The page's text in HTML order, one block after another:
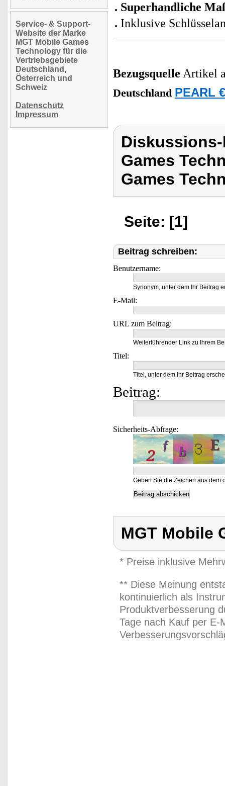
Service- & Support-
Website der Marke
MGT Mobile Games
Technology für die
Vertriebsgebiete
Deutschland,
Österreich und
Schweiz
Datenschutz
Impressum
Superhandliche
Inklusive
Bezugsquelle Artikel
Deutschland PEARL
Games
Games
Seite: [1]
Beitrag schreiben:
Benutzername:
Synonym, unter dem Ihr Beitrag
E-Mail:
URL zum Beitrag:
Weiterführender Link zu Ihrem
Titel:
Titel, unter dem Ihr Beitrag
Beitrag:
Sicherheits-Abfrage:
Geben Sie die Zeichen aus dem
MGT Mobile
* Preise inklusive
** Diese Meinung
kontinuierlich als
Produktverbesserung
Tage nach Kauf per E-